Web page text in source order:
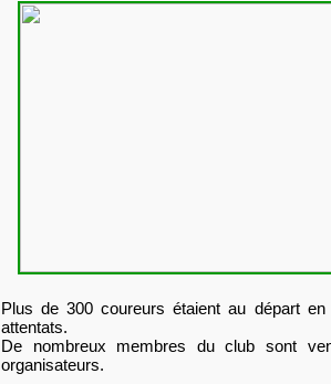
Plus de 300 coureurs étaient au départ
attentats.
De nombreux membres du club sont
organisateurs.